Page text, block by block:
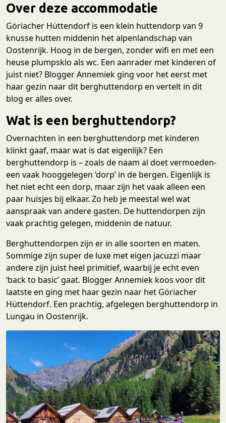
Over deze accommodatie
Göriacher Hüttendorf is een klein huttendorp van 9
knusse hutten middenin het alpenlandschap van
Oostenrijk. Hoog in de bergen, zonder wifi en met een
heuse plumpsklo als wc. Een aanrader met kinderen of
juist niet? Blogger Annemiek ging voor het eerst met
haar gezin naar dit berghuttendorp en vertelt in dit
blog er alles over.
Wat is een berghuttendorp?
Overnachten in een berghuttendorp met kinderen
klinkt gaaf, maar wat is dat eigenlijk? Een
berghuttendorp is – zoals de naam al doet vermoeden-
een vaak hooggelegen ‘dorp’ in de bergen. Eigenlijk is
het niet echt een dorp, maar zijn het vaak alleen een
paar huisjes bij elkaar. Zo heb je meestal wel wat
aanspraak van andere gasten. De huttendorpen zijn
vaak prachtig gelegen, middenin de natuur.
Berghuttendorpen zijn er in alle soorten en maten.
Sommige zijn super de luxe met eigen jacuzzi maar
andere zijn juist heel primitief, waarbij je echt even
‘back to basic’ gaat. Blogger Annemiek koos voor dit
laatste en ging met haar gezin naar het Göriacher
Hüttendorf. Een prachtig, afgelegen berghuttendorp in
Lungau in Oostenrijk.